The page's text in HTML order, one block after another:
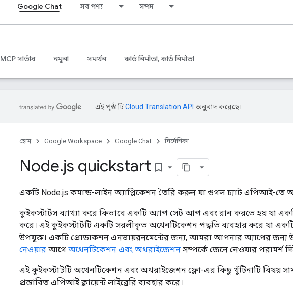
Google Chat সব পণ্য সম্পদ
MCP সার্ভার নমুনা সমর্থন কার্ড নির্মাতা, কার্ড নির্মাতা
এই পৃষ্ঠাটিCloud Translation API অনুবাদ করেছে।
হোম Google Workspace Google Chat নির্দেশিকা
Node.js quickstart bookmark_border
একটি Node.js কমান্ড-লাইন অ্যাপ্লিকেশন তৈরি করুন যা গুগল চ্যাট এপিআই-তে
কুইকস্টার্টস ব্যাখ্যা করে কিভাবে একটি অ্যাপ সেট আপ এবং রান করতে হয় যা
করে। এই কুইকস্টার্টটি একটি সরলীকৃত অথেনটিকেশন পদ্ধতি ব্যবহার করে যা
উপযুক্ত। একটি প্রোডাকশন এনভায়রনমেন্টের জন্য, আমরা আপনার অ্যাপের জন্য
নেওয়ার আগে অথেনটিকেশন এবং অথরাইজেশন সম্পর্কে জেনে নেওয়ার পরামর্শ
এই কুইকস্টার্টটি অথেনটিকেশন এবং অথরাইজেশন ফ্লো-এর কিছু খুঁটিনাটি বিষয়
প্রস্তাবিত এপিআই ক্লায়েন্ট লাইব্রেরি ব্যবহার করে।